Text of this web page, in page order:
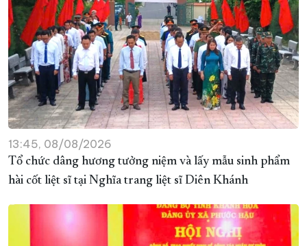
13:45, 08/08/2026
Tổ chức dâng hương tưởng niệm và lấy mẫu sinh phẩm
hài cốt liệt sĩ tại Nghĩa trang liệt sĩ Diên Khánh